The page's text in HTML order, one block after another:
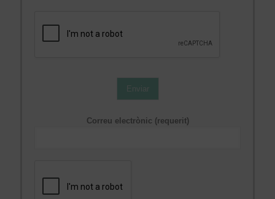
Enviar
Correu electrònic (requerit)